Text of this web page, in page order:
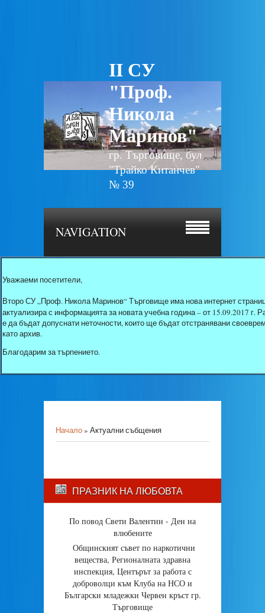
II СУ
"Проф.
Никола
Маринов"
гр. Търговище, бул.
"Трайко Китанчев"
№ 39
NAVIGATION
Уважаеми посетители,
Второ СУ „Проф. Никола Маринов“ Търговище има нова интернет
актуализира с информацията за новата учебна година – от 15.09.2017
е да бъдат допуснати неточности, които ще бъдат отстранявани
като архив.
Благодарим за търпението.
Начало» Актуални събщения
ПРАЗНИК НА ЛЮБОВТА
По повод Свети Валентин - Ден на
влюбените
Общинският съвет по наркотични
вещества, Регионалната здравна
инспекция, Центърът за работа с
доброволци към Клуба на НСО и
Български младежки Червен кръст гр.
Търговище